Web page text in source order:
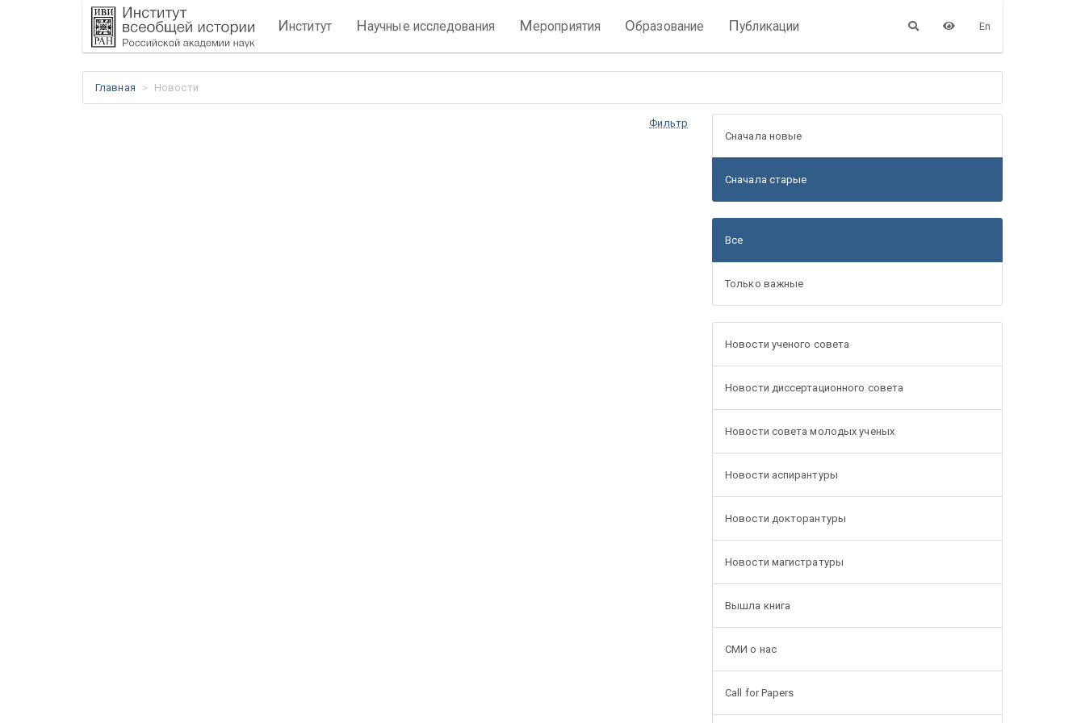
Институт Научные исследования Мероприятия Образование Публикации En
Главная Новости
Фильтр
Сначала новые
Сначала старые
Все
Только важные
Новости ученого совета
Новости диссертационного совета
Новости совета молодых ученых
Новости аспирантуры
Новости докторантуры
Новости магистратуры
Вышла книга
СМИ о нас
Call for Papers